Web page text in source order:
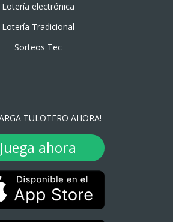
Lotería electrónica
Lotería Tradicional
Sorteos Tec
TULOTERO AHORA!
Juega ahora